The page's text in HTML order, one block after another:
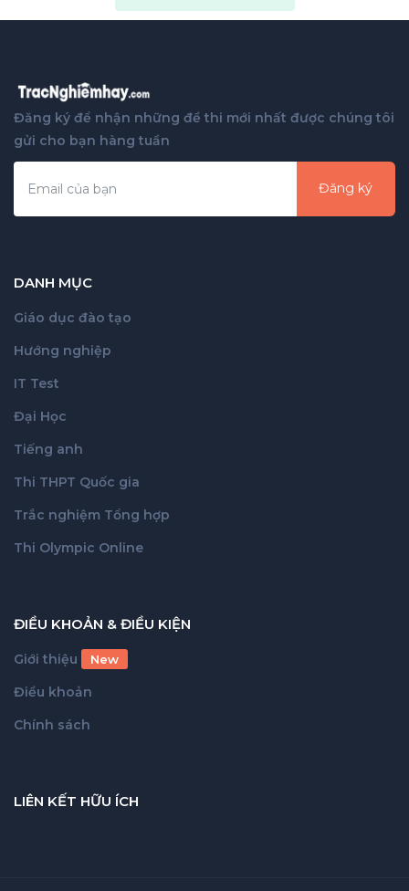
Đăng ký để nhận những đề thi mới nhất được chúng tôi
gửi cho bạn hàng tuần
Đăng ký
DANH MỤC
Giáo dục đào tạo
Hướng nghiệp
IT Test
Đại Học
Tiếng anh
Thi THPT Quốc gia
Trắc nghiệm Tổng hợp
Thi Olympic Online
ĐIỀU KHOẢN & ĐIỀU KIỆN
Giới thiệu New
Điều khoản
Chính sách
LIÊN KẾT HỮU ÍCH